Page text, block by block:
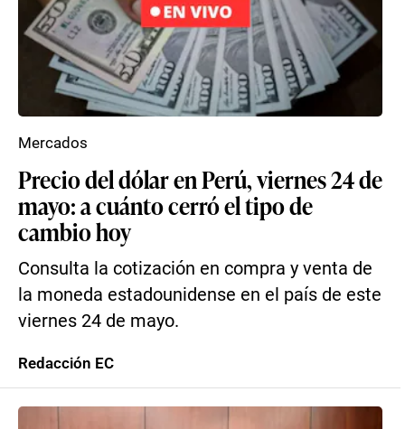
Precio del dólar en Perú, viernes 24 de
mayo: a cuánto cerró el tipo de
cambio hoy
Consulta la cotización en compra y venta de
la moneda estadounidense en el país de este
viernes 24 de mayo.
Mercados
Redacción EC